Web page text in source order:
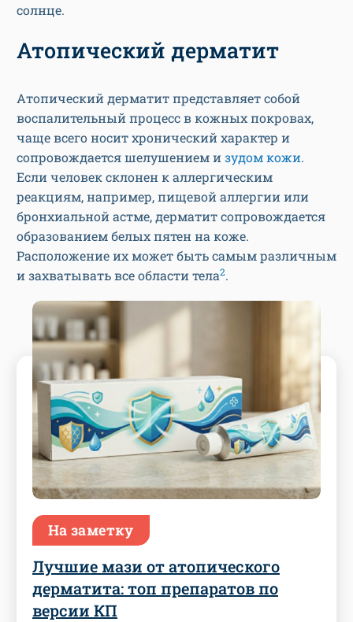
солнце.
Атопический дерматит
Атопический дерматит представляет собой
воспалительный процесс в кожных покровах,
чаще всего носит хронический характер и
сопровождается шелушением изудом кожи.
Если человек склонен к аллергическим
реакциям, например, пищевой аллергии или
бронхиальной астме, дерматит сопровождается
образованием белых пятен на коже.
Расположение их может быть самым различным
и захватывать все области тела2.
На заметку
Лучшие мази от атопического
дерматита: топ препаратов по
версии КП